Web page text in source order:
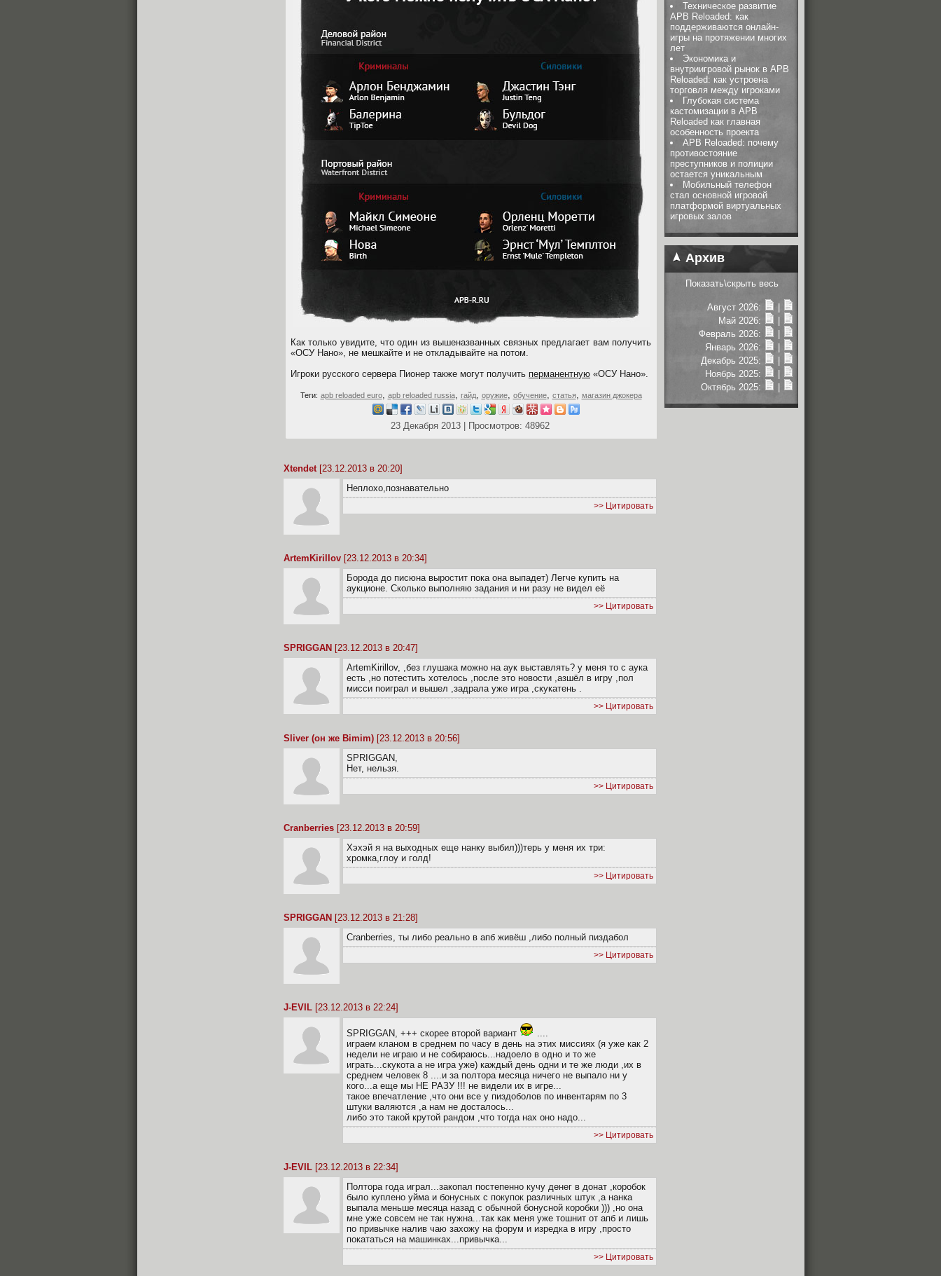
Как только увидите, что один из вышеназванных связных предлагает вам получить
«ОСУ Нано», не мешкайте и не откладывайте на потом.
Игроки русского сервера Пионер также могут получить перманентную «ОСУ Нано».
Теги: apb reloaded euro, apb reloaded russia, гайд, оружие, обучение, статья, магазин джокера
23 Декабря 2013 | Просмотров: 48962
Xtendet[23.12.2013 в 20:20]
Неплохо,познавательно
>> Цитировать
ArtemKirillov [23.12.2013 в 20:34]
Борода до писюна выростит пока она выпадет) Легче купить на
аукционе. Сколько выполняю задания и ни разу не видел её
>> Цитировать
SPRIGGAN [23.12.2013 в 20:47]
ArtemKirillov, ,без глушака можно на аук выставлять? у меня то с аука
есть ,но потестить хотелось ,после это новости ,азшёл в игру ,пол
мисси поиграл и вышел ,задрала уже игра ,скукатень .
>> Цитировать
Sliver (он же Bimim) [23.12.2013 в 20:56]
SPRIGGAN,
Нет, нельзя.
>> Цитировать
Cranberries [23.12.2013 в 20:59]
Хэхэй я на выходных еще нанку выбил)))терь у меня их три:
хромка,глоу и голд!
>> Цитировать
SPRIGGAN [23.12.2013 в 21:28]
Cranberries, ты либо реально в апб живёш ,либо полный пиздабол
>> Цитировать
J-EVIL [23.12.2013 в 22:24]
SPRIGGAN, +++ скорее второй вариант
....
играем кланом в среднем по часу в день на этих миссиях (я уже как 2
недели не играю и не собираюсь...надоело в одно и то же
играть...скукота а не игра уже) каждый день одни и те же люди ,их в
среднем человек 8 ....и за полтора месяца ничего не выпало ни у
кого...а еще мы НЕ РАЗУ !!! не видели их в игре...
такое впечатление ,что они все у пиздоболов по инвентарям по 3
штуки валяются ,а нам не досталось...
либо это такой крутой рандом ,что тогда нах оно надо...
>> Цитировать
J-EVIL [23.12.2013 в 22:34]
Полтора года играл...закопал постепенно кучу денег в донат ,коробок
было куплено уйма и бонусных с покупок различных штук ,а нанка
выпала меньше месяца назад с обычной бонусной коробки ))) ,но она
мне уже совсем не так нужна...так как меня уже тошнит от апб и лишь
по привычке налив чаю захожу на форум и изредка в игру ,просто
покататься на машинках...привычка...
>> Цитировать
Техническое развитие
APB Reloaded: как
поддерживаются онлайн-
игры на протяжении многих
лет
Экономика и
внутриигровой рынок в APB
Reloaded: как устроена
торговля между игроками
Глубокая система
кастомизации в APB
Reloaded как главная
особенность проекта
APB Reloaded: почему
противостояние
преступников и полиции
остается уникальным
Мобильный телефон
стал основной игровой
платформой виртуальных
игровых залов
Архив
Показать\скрыть весь
Август 2026:
Май 2026:
Февраль 2026:
Январь 2026:
Декабрь 2025:
Ноябрь 2025:
Октябрь 2025: